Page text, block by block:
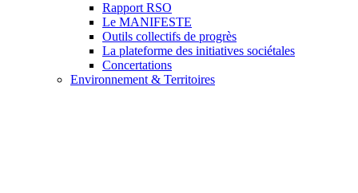
Rapport RSO
Le MANIFESTE
Outils collectifs de progrès
La plateforme des initiatives sociétales
Concertations
Environnement & Territoires